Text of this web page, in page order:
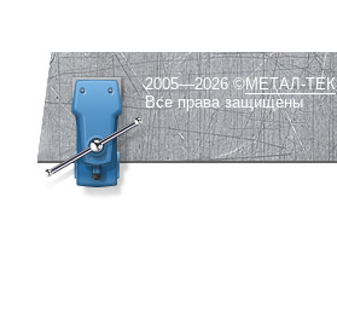
2005—2026 ©МЕТАЛ-ТЕК
Все права защищены